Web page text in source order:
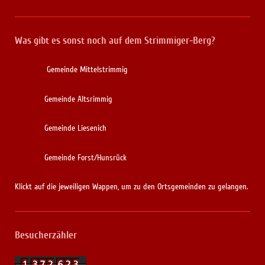
Was gibt es sonst noch auf dem Strimmiger-Berg?
Gemeinde Mittelstrimmig
Gemeinde Altsrimmig
Gemeinde Liesenich
Gemeinde Forst/Hunsrück
Klickt auf die jeweiligen Wappen, um zu den Ortsgemeinden zu gelangen.
Besucherzähler